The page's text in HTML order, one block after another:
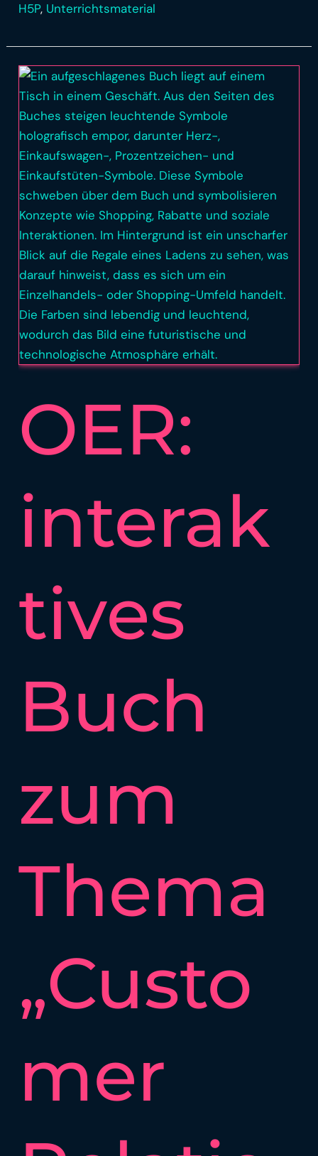
H5P, Unterrichtsmaterial
OER:
interak
tives
Buch
zum
Thema
„Custo
mer
OER:
interaktives
Buch
zum
Thema
„Customer
Relationship
Management
(CRM)
im
Einzelhandel“